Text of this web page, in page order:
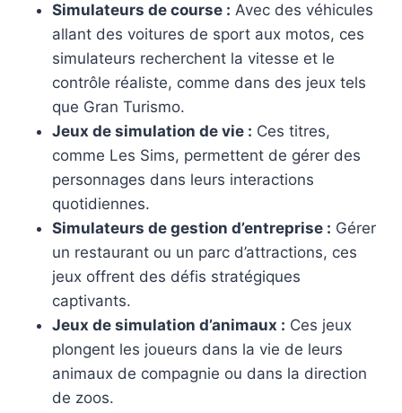
Simulateurs de course : Avec des véhicules
allant des voitures de sport aux motos, ces
simulateurs recherchent la vitesse et le
contrôle réaliste, comme dans des jeux tels
que Gran Turismo.
Jeux de simulation de vie : Ces titres,
comme Les Sims, permettent de gérer des
personnages dans leurs interactions
quotidiennes.
Simulateurs de gestion d’entreprise : Gérer
un restaurant ou un parc d’attractions, ces
jeux offrent des défis stratégiques
captivants.
Jeux de simulation d’animaux : Ces jeux
plongent les joueurs dans la vie de leurs
animaux de compagnie ou dans la direction
de zoos.